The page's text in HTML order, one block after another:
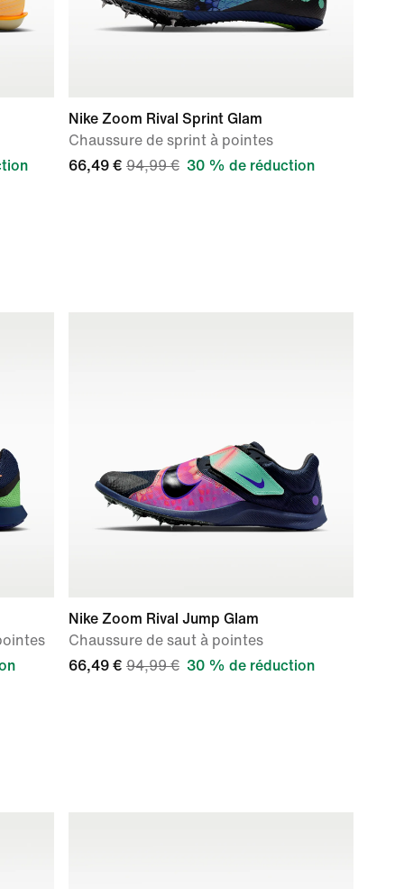
Nike Zoom Rival Sprint Glam
Chaussure de sprint à pointes
66,49 € 94,99 € 30 % de réduction
Nike Zoom Rival Jump Glam
Chaussure de saut à pointes
66,49 € 94,99 € 30 % de réduction